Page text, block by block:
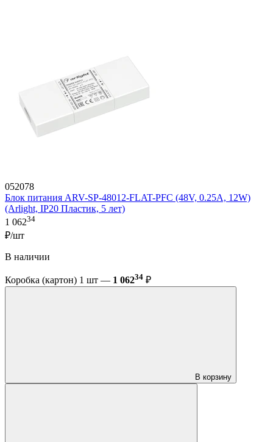
052078
Блок питания ARV-SP-48012-FLAT-PFC (48V, 0.25A, 12W)
(Arlight, IP20 Пластик, 5 лет)
1 06234
₽/шт
В наличии
Коробка (картон) 1 шт — 1 06234 ₽
В корзину